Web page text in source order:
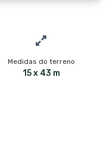
Medidas do terreno
15 x 43 m